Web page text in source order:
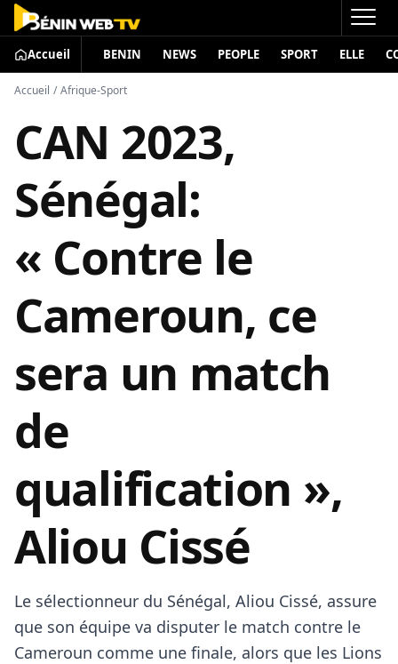
Accueil BENIN NEWS PEOPLE SPORT ELLE
Accueil / Afrique-Sport
CAN 2023,
Sénégal:
« Contre le
Cameroun, ce
sera un match
de
qualification »,
Aliou Cissé
Le sélectionneur du Sénégal, Aliou Cissé, assure
que son équipe va disputer le match contre le
Cameroun comme une finale, alors que les Lions